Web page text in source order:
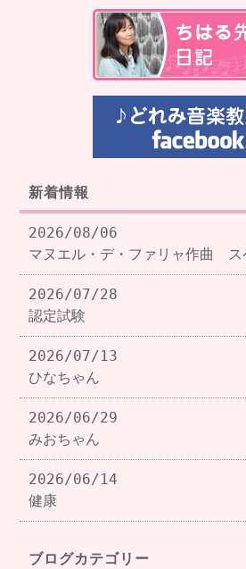
新着情報
2026/08/06
マヌエル・デ・ファリャ作曲 ス
2026/07/28
認定試験
2026/07/13
ひなちゃん
2026/06/29
みおちゃん
2026/06/14
健康
ブログカテゴリー